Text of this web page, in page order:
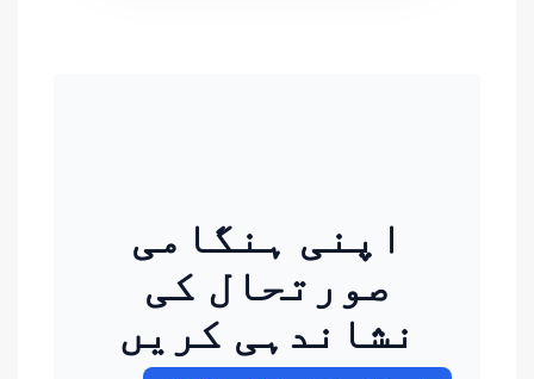
اپنی ہنگامی
صورتحال کی
نشاندہی کریں